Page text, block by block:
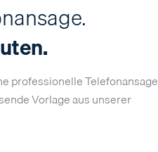
professionelle Telefonansage
Vorlage aus unserer